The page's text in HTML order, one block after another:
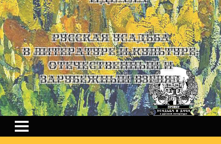
Русская усадьба
в литературе и культуре:
отечественный и
зарубежный взгляд